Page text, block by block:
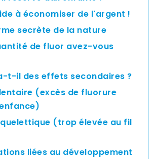
à économiser de l'argent !
secrète de la nature
de fluor avez-vous
t-il des effets secondaires ?
(excès de fluorure
(trop élevée au fil
liées au développement